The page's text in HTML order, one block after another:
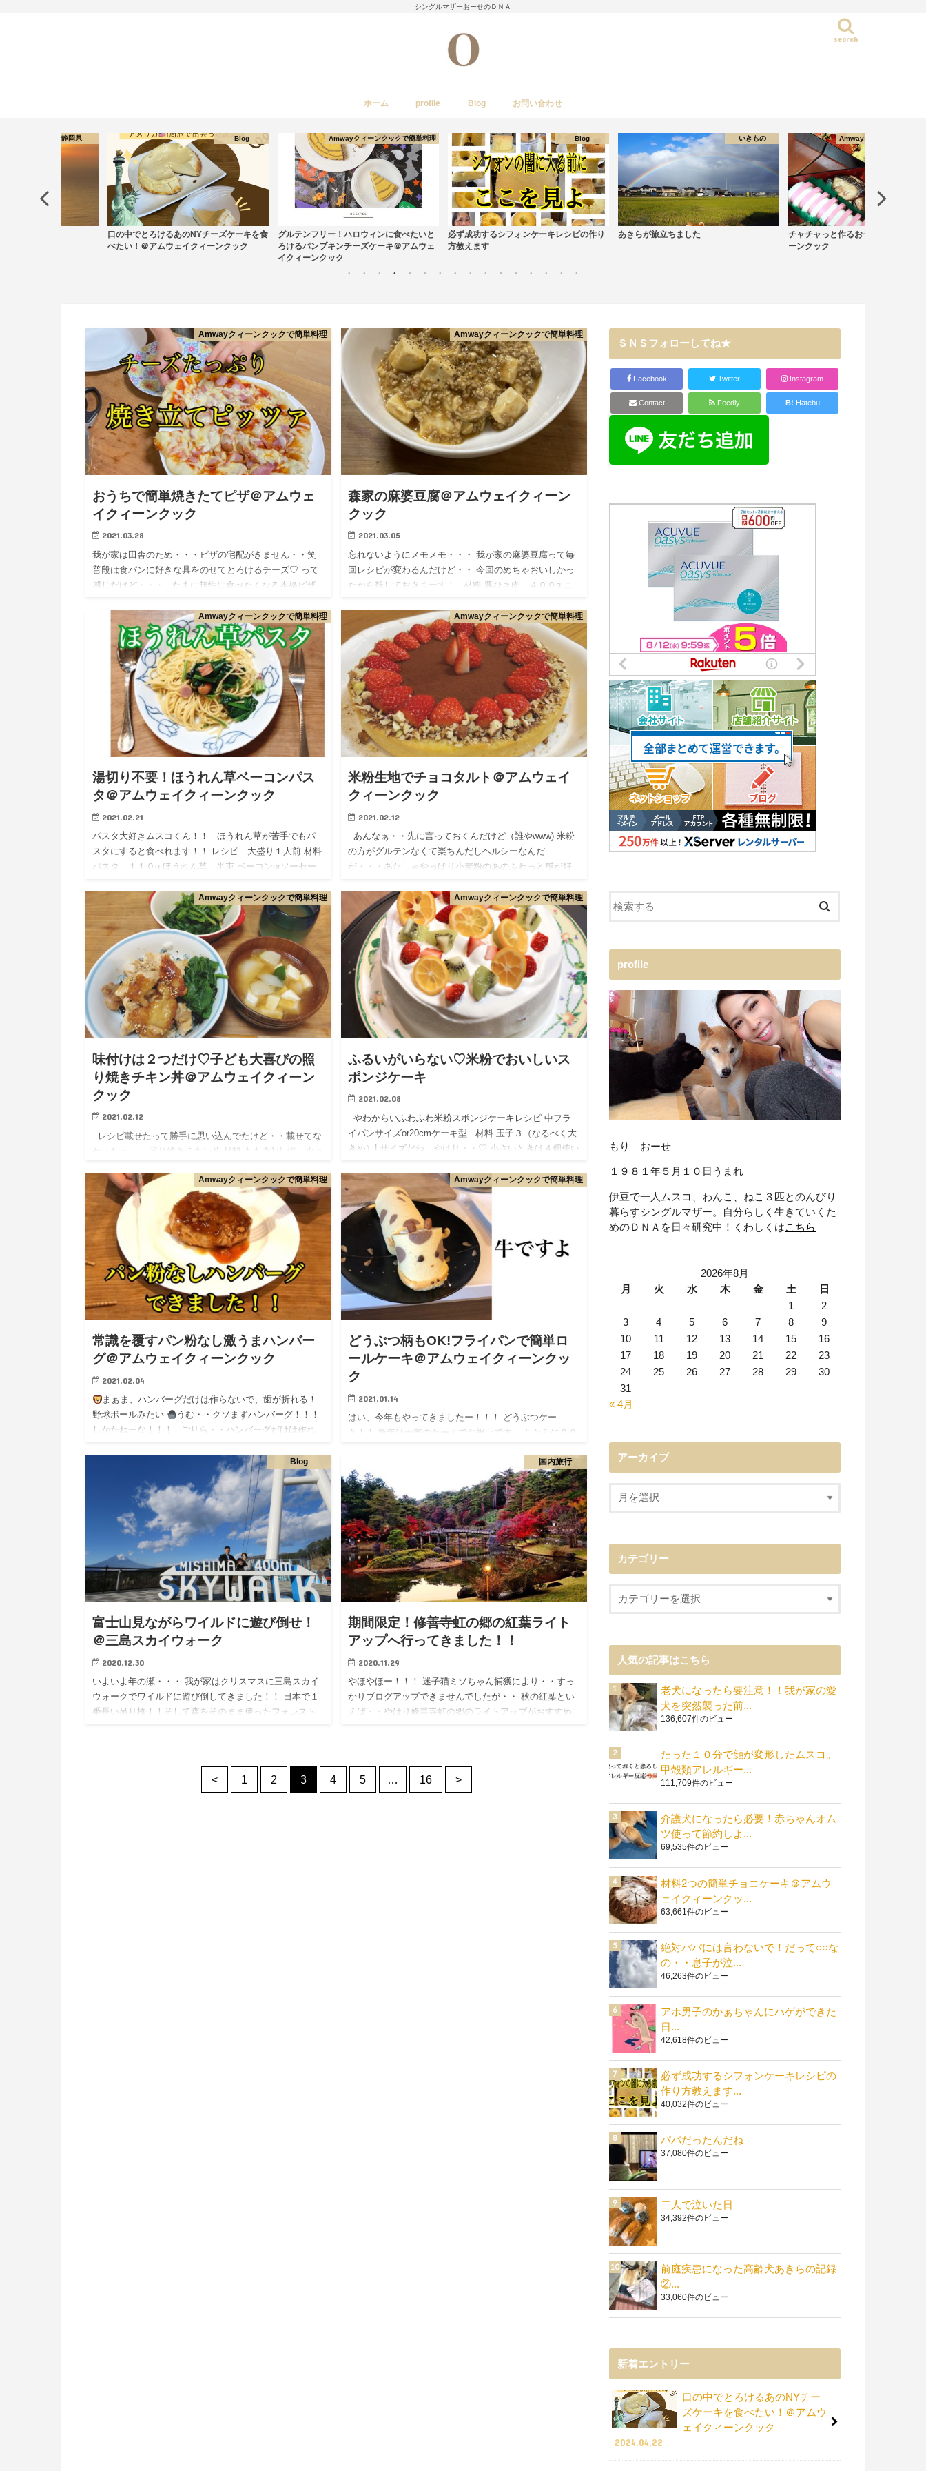
シングルマザーおーせのＤＮＡ
search
ホーム profile Blog お問い合わせ
けるあのNYチーズケーキを食
Amwayクィーンクックで簡単料理
グルテンフリー！ハロウィンに食べたいと
ろけるパンプキンチーズケーキ＠アムウェ
Blog
必ず成功するシフォンケーキレシピの作り
方教えます
いきもの
あきらが旅立ちました
Amwayクィーンクックで簡単料理
チャチャっと作るおせち＠アムウェイクィ
Amwayクィーンク
絶対失敗しない！きめ細かな
マスケーキ＠アムウェイクィ
Amwayクィーンクックで簡単料理
おうちで簡単焼きたてピザ＠アムウェ
イクィーンクック
2021.03.28
我が家は田舎のため・・・ピザの宅配がきません・・笑
普段は食パンに好きな具をのせてとろけるチーズ♡ って
感じだけど・・・ たまに無性に食べたくなる本格ピザ
Amwayクィーンクックで簡単料理
森家の麻婆豆腐＠アムウェイクィーン
クック
2021.03.05
忘れないようにメモメモ・・・ 我が家の麻婆豆腐って毎
回レシピが変わるんだけど・・ 今回のめちゃおいしかっ
たから残しておきまーす！ 材料 豚ひき肉 ４００g ニ
Amwayクィーンクックで簡単料理
湯切り不要！ほうれん草ベーコンパス
タ＠アムウェイクィーンクック
2021.02.21
パスタ大好きムスコくん！！ ほうれん草が苦手でもパ
スタにすると食べれます！！ レシピ 大盛り１人前 材料
パスタ １１０g ほうれん草 半束 ベーコンorソーセー
Amwayクィーンクックで簡単料理
米粉生地でチョコタルト＠アムウェイ
クィーンクック
2021.02.12
あんなぁ・・先に言っておくんだけど（誰やwww) 米粉
の方がグルテンなくて楽ちんだしヘルシーなんだ
が・・・あたしゃやっぱり小麦粉のあのふわっと感が好
ど・・…
Amwayクィーンクックで簡単料理
味付けは２つだけ♡子ども大喜びの照
り焼きチキン丼＠アムウェイクィーン
クック
2021.02.12
レシピ載せたって勝手に思い込んでたけど・・載せてな
かったぁ・・ 照り焼きチキン丼 材料 もも肉1枚 塩 少々
ンをIR10でキンキンに熱くしておく 皮か…
Amwayクィーンクックで簡単料理
ふるいがいらない♡米粉でおいしいス
ポンジケーキ
2021.02.08
やわからいふわふわ米粉スポンジケーキレシピ 中フラ
イパンサイズor20cmケーキ型 材料 玉子３（なるべく大
きめ）Lサイズだね、やはり・・♡ 小さいときは４個使い
Amwayクィーンクックで簡単料理
常識を覆すパン粉なし激うまハンバー
グ＠アムウェイクィーンクック
2021.02.04
まぁま、ハンバーグだけは作らないで、歯が折れる！
野球ボールみたい
うむ・・クソまずハンバーグ！！！
しかたねーな！！！ ごりら・・ハンバーグだけは作れ
Amwayクィーンクックで簡単料理
どうぶつ柄もOK!フライパンで簡単ロ
ールケーキ＠アムウェイクィーンクッ
ク
2021.01.14
はい、今年もやってきましたー！！！ どうぶつケー
キ！！ 新年は干支のケーキでお祝いです。 ちなみに２０
ーキにしました！ 今年はロールケーキがいいなぁ♡ さ
っ…
Blog
富士山見ながらワイルドに遊び倒せ！
＠三島スカイウォーク
2020.12.30
いよいよ年の瀬・・・ 我が家はクリスマスに三島スカイ
ウォークでワイルドに遊び倒してきました！！ 日本で１
番長い吊り橋！！そして森をそのまま使ったフォレスト
国内旅行
期間限定！修善寺虹の郷の紅葉ライト
アップへ行ってきました！！
2020.11.29
やほやほー！！！ 迷子猫ミソちゃん捕獲により・・すっ
かりブログアップできませんでしたが・・ 秋の紅葉とい
えば・・やはり修善寺虹の郷のライトアップがおすすめ
< 1 2 3 4 5 16 >
ＳＮＳフォローしてね★
Facebook Twitter Instagram
Contact Feedly B! Hatebu
profile
もり おーせ
１９８１年５月１０日うまれ
伊豆で一人ムスコ、わんこ、ねこ３匹とのんびり
暮らすシングルマザー。自分らしく生きていくた
めのＤＮＡを日々研究中！くわしくはこちら
2026年8月
月
火 水 木 金 土
日
1
2
3
4 5 6 7 8
9
10
11 12 13 14 15
16
17
18 19 20 21 22
23
24
25 26 27 28 29
30
31
« 4月
アーカイブ
カテゴリー
人気の記事はこちら
老犬になったら要注意！！我が家の愛
犬を突然襲った前...
136,607件のビュー
たった１０分で顔が変形したムスコ。
甲殻類アレルギー...
111,709件のビュー
介護犬になったら必要！赤ちゃんオム
ツ使って節約しよ...
69,535件のビュー
材料2つの簡単チョコケーキ＠アムウ
ェイクィーンクッ...
63,661件のビュー
絶対パパには言わないで！だって○○な
の・・息子が泣...
46,263件のビュー
アホ男子のかぁちゃんにハゲができた
日...
42,618件のビュー
必ず成功するシフォンケーキレシピの
作り方教えます...
40,032件のビュー
パパだったんだね
37,080件のビュー
二人で泣いた日
34,392件のビュー
前庭疾患になった高齢犬あきらの記録
②...
33,060件のビュー
新着エントリー
口の中でとろけるあのNYチー
ズケーキを食べたい！＠アムウ
ェイクィーンクック
2024.04.22